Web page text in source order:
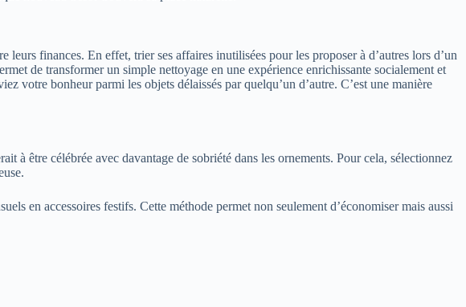
finances. En effet, trier ses affaires inutilisées pour les proposer à d’autres lors d’un
de transformer un simple nettoyage en une expérience enrichissante socialement et
votre bonheur parmi les objets délaissés par quelqu’un d’autre. C’est une manière
à être célébrée avec davantage de sobriété dans les ornements. Pour cela, sélectionnez
en accessoires festifs. Cette méthode permet non seulement d’économiser mais aussi